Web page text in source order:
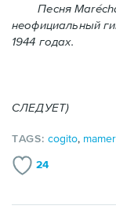
Песня
неофициальный
1944 годах.
СЛЕДУЕТ)
TAGS:cogito,
24